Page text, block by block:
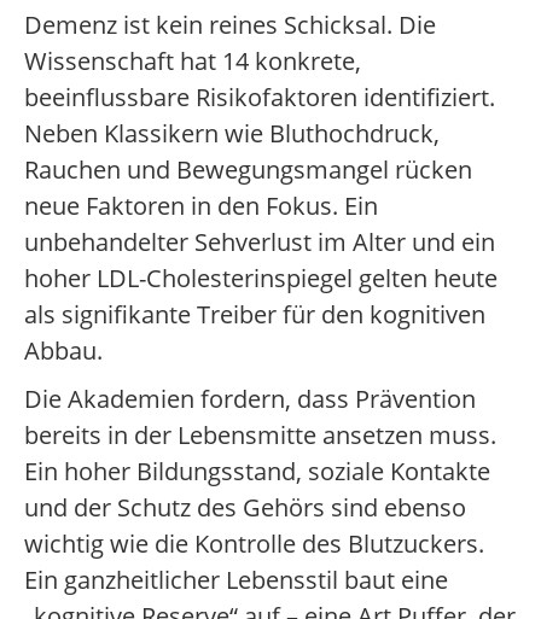
Demenz ist kein reines Schicksal. Die
Wissenschaft hat 14 konkrete,
beeinflussbare Risikofaktoren identifiziert.
Neben Klassikern wie Bluthochdruck,
Rauchen und Bewegungsmangel rücken
neue Faktoren in den Fokus. Ein
unbehandelter Sehverlust im Alter und ein
hoher LDL-Cholesterinspiegel gelten heute
als signifikante Treiber für den kognitiven
Abbau.
Die Akademien fordern, dass Prävention
bereits in der Lebensmitte ansetzen muss.
Ein hoher Bildungsstand, soziale Kontakte
und der Schutz des Gehörs sind ebenso
wichtig wie die Kontrolle des Blutzuckers.
Ein ganzheitlicher Lebensstil baut eine